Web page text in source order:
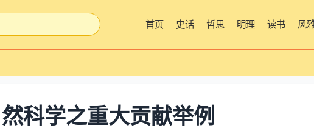
首页 史话 哲思 明理 读书 风
科学之重大贡献举例